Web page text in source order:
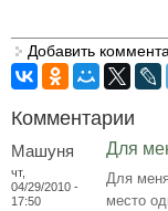
Добавить
Комментарии
Машуня
чт,
04/29/2010 -
17:50
Для
Для
место